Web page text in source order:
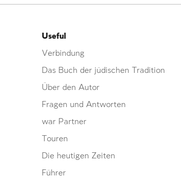
Useful
Verbindung
Das Buch der jüdischen Tradition
Über den Autor
Fragen und Antworten
war Partner
Touren
Die heutigen Zeiten
Führer